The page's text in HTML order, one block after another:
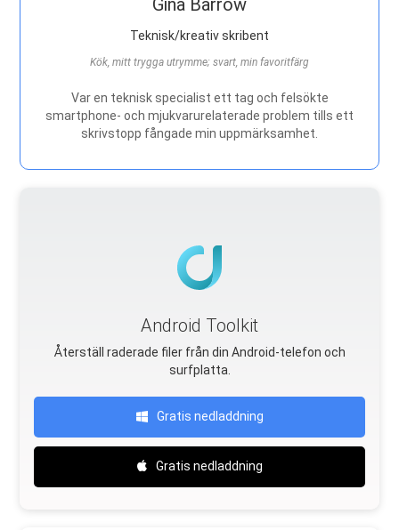
Gina Barrow
Teknisk/kreativ skribent
Kök, mitt trygga utrymme; svart, min favoritfärg
Var en teknisk specialist ett tag och felsökte
smartphone- och mjukvarurelaterade problem tills ett
skrivstopp fångade min uppmärksamhet.
Android Toolkit
Återställ raderade filer från din Android-telefon och
surfplatta.
Gratis nedladdning
Gratis nedladdning